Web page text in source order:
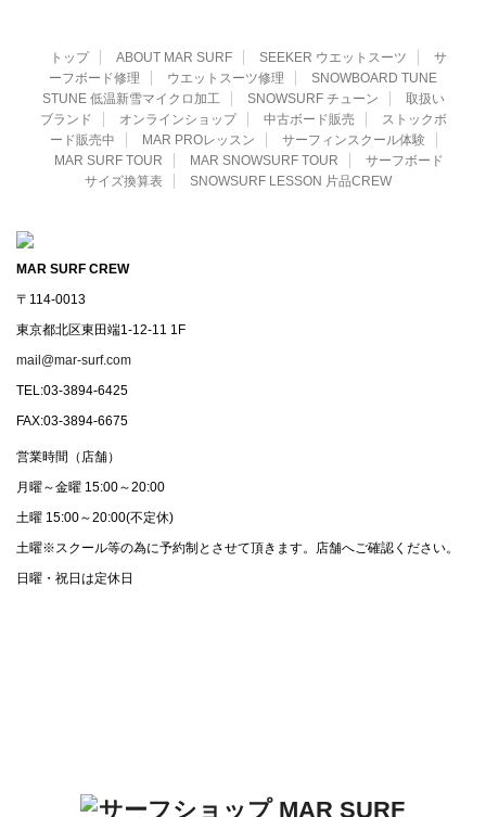
トップ ABOUT MAR SURF SEEKER ウエットスーツ
サ
ーフボード修理
ウエットスーツ修理
SNOWBOARD TUNE
STUNE 低温新雪マイクロ加工
SNOWSURF チューン
取扱い
ブランド
オンラインショップ 中古ボード販売
ストックボ
ード販売中
MAR PROレッスン
サーフィンスクール体験
MAR SURF TOUR
MAR SNOWSURF TOUR
サーフボード
サイズ換算表
SNOWSURF LESSON 片品CREW
MAR SURF CREW
〒114-0013
東京都北区東田端1-12-11 1F
mail@mar-surf.com
TEL:03-3894-6425
FAX:03-3894-6675
営業時間（店舗）
月曜～金曜 15:00～20:00
土曜 15:00～20:00(不定休)
土曜※スクール等の為に予約制とさせて頂きます。店舗へご確認ください。
日曜・祝日は定休日